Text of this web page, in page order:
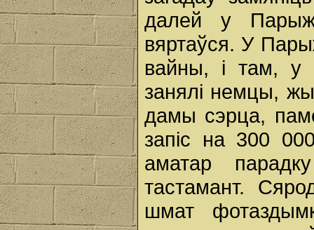
далей у
вяртаўся. У
вайны, і там, у
занялі немцы,
дамы сэрца,
запіс на 300
аматар
тастамант.
шмат